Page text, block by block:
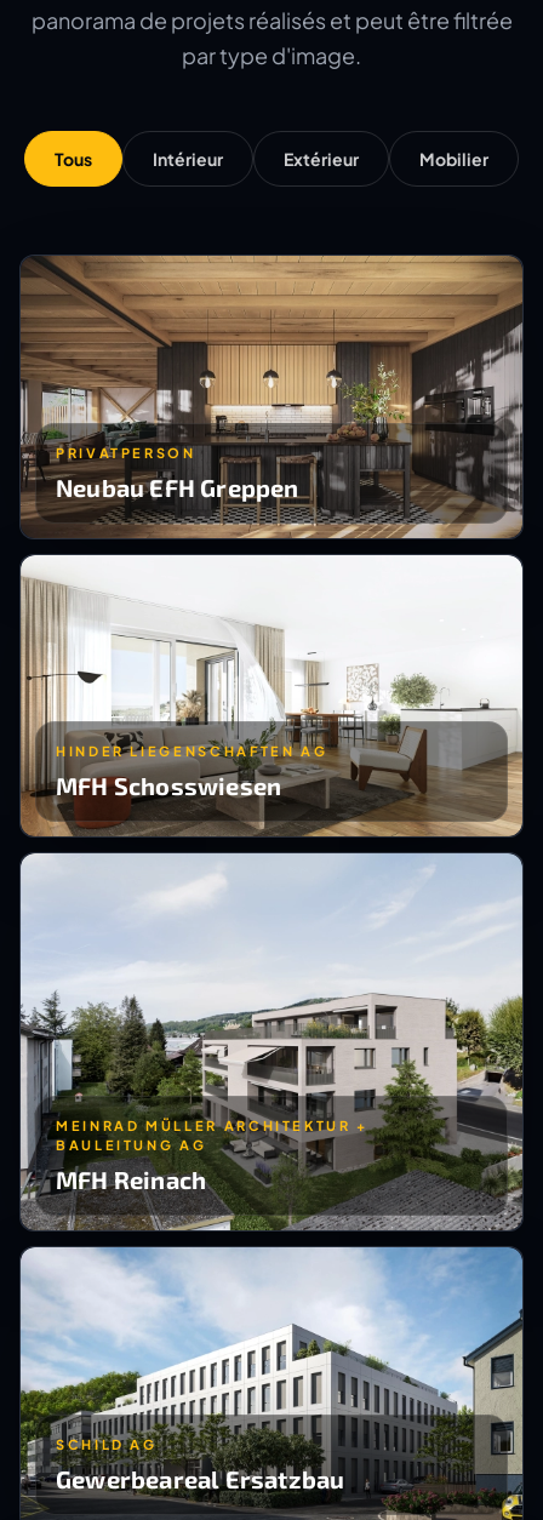
panorama de projets réalisés et peut être filtrée
par type d'image.
Tous Intérieur Extérieur Mobilier
PRIVATPERSON
Neubau EFH Greppen
HINDER LIEGENSCHAFTEN AG
MFH Schosswiesen
MEINRAD MÜLLER ARCHITEKTUR +
BAULEITUNG AG
MFH Reinach
SCHILD AG
Gewerbeareal Ersatzbau